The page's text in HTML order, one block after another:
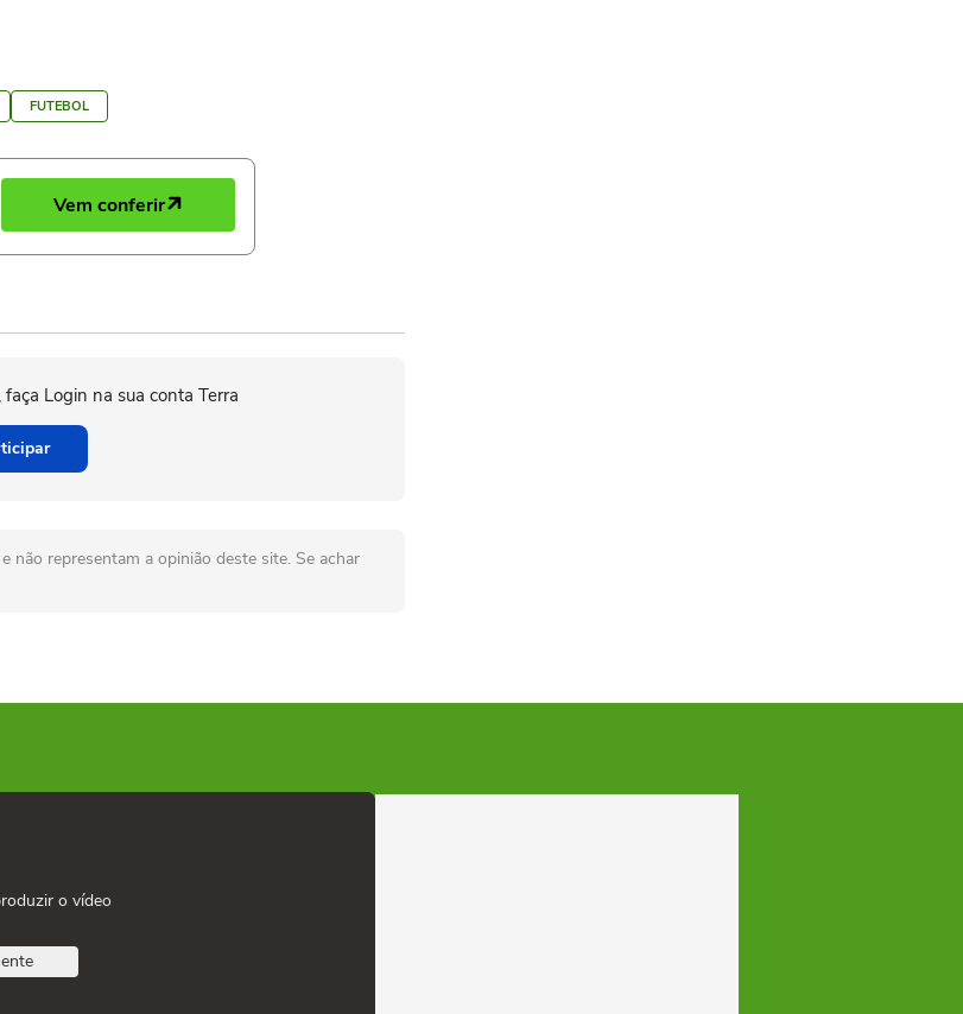
FUTEBOL
Vem conferir
Login na sua conta Terra
não representam a opinião deste site. Se achar
o vídeo